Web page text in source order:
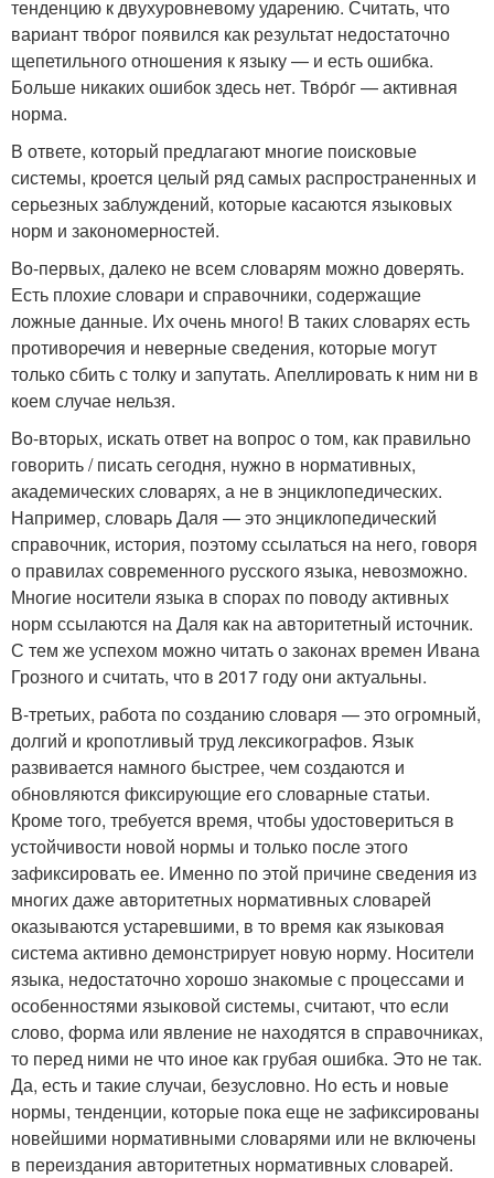
тенденцию к двухуровневому ударению. Считать, что
вариант тво́рог появился как результат недостаточно
щепетильного отношения к языку — и есть ошибка.
Больше никаких ошибок здесь нет. Тво́ро́г — активная
норма.
В ответе, который предлагают многие поисковые
системы, кроется целый ряд самых распространенных и
серьезных заблуждений, которые касаются языковых
норм и закономерностей.
Во-первых, далеко не всем словарям можно доверять.
Есть плохие словари и справочники, содержащие
ложные данные. Их очень много! В таких словарях есть
противоречия и неверные сведения, которые могут
только сбить с толку и запутать. Апеллировать к ним ни в
коем случае нельзя.
Во-вторых, искать ответ на вопрос о том, как правильно
говорить / писать сегодня, нужно в нормативных,
академических словарях, а не в энциклопедических.
Например, словарь Даля — это энциклопедический
справочник, история, поэтому ссылаться на него, говоря
о правилах современного русского языка, невозможно.
Многие носители языка в спорах по поводу активных
норм ссылаются на Даля как на авторитетный источник.
С тем же успехом можно читать о законах времен Ивана
Грозного и считать, что в 2017 году они актуальны.
В-третьих, работа по созданию словаря — это огромный,
долгий и кропотливый труд лексикографов. Язык
развивается намного быстрее, чем создаются и
обновляются фиксирующие его словарные статьи.
Кроме того, требуется время, чтобы удостовериться в
устойчивости новой нормы и только после этого
зафиксировать ее. Именно по этой причине сведения из
многих даже авторитетных нормативных словарей
оказываются устаревшими, в то время как языковая
система активно демонстрирует новую норму. Носители
языка, недостаточно хорошо знакомые с процессами и
особенностями языковой системы, считают, что если
слово, форма или явление не находятся в справочниках,
то перед ними не что иное как грубая ошибка. Это не так.
Да, есть и такие случаи, безусловно. Но есть и новые
нормы, тенденции, которые пока еще не зафиксированы
новейшими нормативными словарями или не включены
в переиздания авторитетных нормативных словарей.